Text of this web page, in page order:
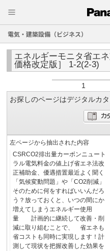
電気・建築設備（ビジネス）
エネルギーモニタ省エ
価格改定版］ 1-2(2-3)
1
お探しのページはデジタルカ
左ページから抽出された内容
CSRCO2排出量カーボンニュート
ラル電気料金の値上げ省エネ法改
正補助金、優遇措置最近よく聞く
「気候変動問題」や「CO2削減」
そのために何をすればいいんだろ
う？放っておくと、いつの間にか
増えてしまうエネルギー使用
量 計画的に継続して改善・削
減に取り組むことで、 省エネも
省コストも同時に実現します！計
測して現状を把握改善した効果を